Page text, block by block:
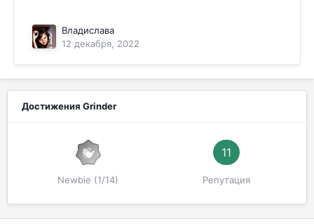
Владислава
12 декабря, 2022
Достижения Grinder
Newbie (1/14)
11
Репутация